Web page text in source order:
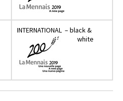
INTERNATIONAL – black &
white